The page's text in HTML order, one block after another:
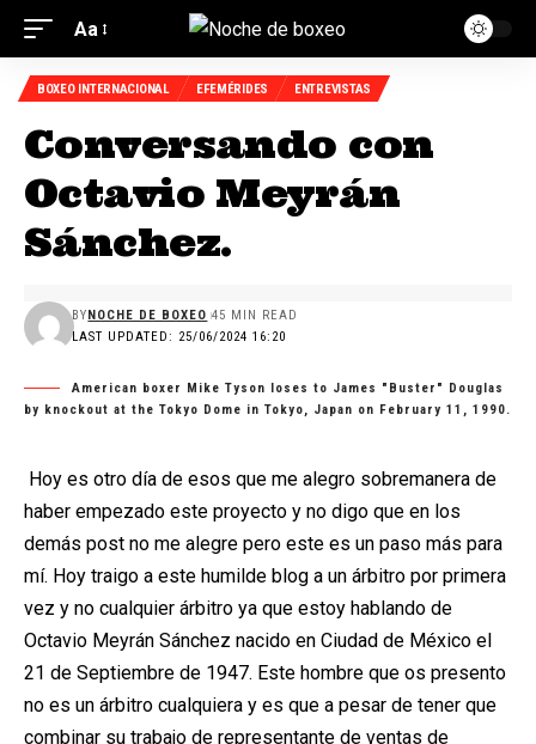
Aa
BOXEO INTERNACIONAL EFEMÉRIDES ENTREVISTAS
Conversando con
Octavio Meyrán
Sánchez.
LAST UPDATED: 25/06/2024 16:20
BYNOCHE DE BOXEO 45 MIN READ
American boxer Mike Tyson loses to James "Buster" Douglas
by knockout at the Tokyo Dome in Tokyo, Japan on February 11, 1990.
Hoy es otro día de esos que me alegro sobremanera de
haber empezado este proyecto y no digo que en los
demás post no me alegre pero este es un paso más para
mí. Hoy traigo a este humilde blog a un árbitro por primera
vez y no cualquier árbitro ya que estoy hablando de
Octavio Meyrán Sánchez nacido en Ciudad de México el
21 de Septiembre de 1947. Este hombre que os presento
no es un árbitro cualquiera y es que a pesar de tener que
combinar su trabajo de representante de ventas de